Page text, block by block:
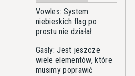
Vowles: System
niebieskich flag po
prostu nie działał
Gasly: Jest jeszcze
wiele elementów, które
musimy poprawić